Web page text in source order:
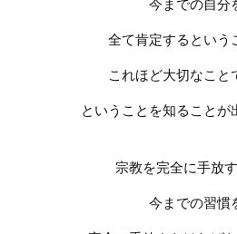
今までの自分
全て肯定するという
これほど大切なこと
ということを知ることが
宗教を完全に手放す
今までの習慣